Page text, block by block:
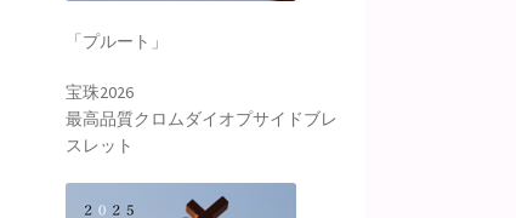
「プルート」
宝珠2026
最高品質クロムダイオプサイドブレ
スレット